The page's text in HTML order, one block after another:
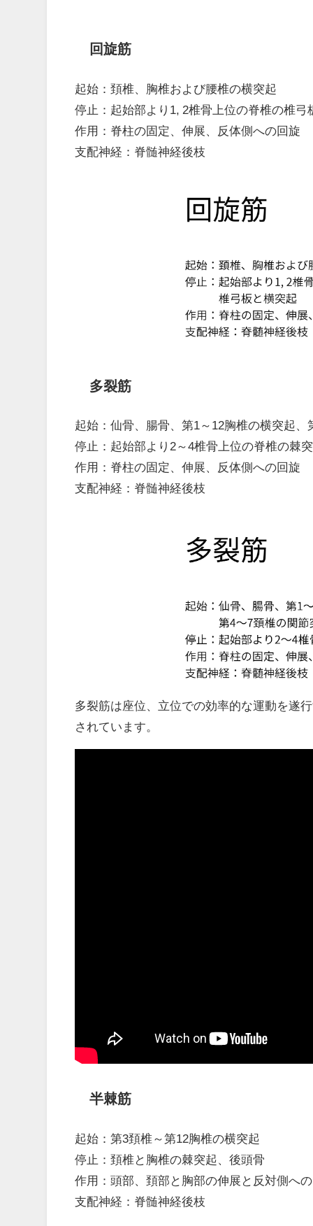
回旋筋
起始：頚椎、胸椎および腰椎の横突起
停止：起始部より1, 2椎骨上位の脊椎の椎弓
作用：脊柱の固定、伸展、反体側への回旋
支配神経：脊髄神経後枝
多裂筋
起始：仙骨、腸骨、第1～12胸椎の横突起、
停止：起始部より2～4椎骨上位の脊椎の棘
作用：脊柱の固定、伸展、反体側への回旋
支配神経：脊髄神経後枝
多裂筋は座位、立位での効率的な運動を遂
されています。
半棘筋
起始：第3頚椎～第12胸椎の横突起
停止：頚椎と胸椎の棘突起、後頭骨
作用：頭部、頚部と胸部の伸展と反対側へ
支配神経：脊髄神経後枝